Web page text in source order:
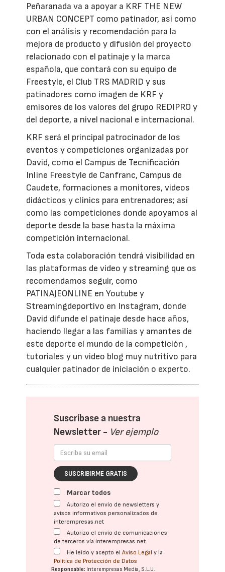
Peñaranada va a apoyar a KRF THE NEW
URBAN CONCEPT como patinador, así como
con el análisis y recomendación para la
mejora de producto y difusión del proyecto
relacionado con el patinaje y la marca
española, que contará con su equipo de
Freestyle, el Club TRS MADRID y sus
patinadores como imagen de KRF y
emisores de los valores del grupo REDIPRO y
del deporte, a nivel nacional e internacional.
KRF será el principal patrocinador de los
eventos y competiciones organizadas por
David, como el Campus de Tecnificación
Inline Freestyle de Canfranc, Campus de
Caudete, formaciones a monitores, videos
didácticos y clinics para entrenadores; así
como las competiciones donde apoyamos al
deporte desde la base hasta la máxima
competición internacional.
Toda esta colaboración tendrá visibilidad en
las plataformas de video y streaming que os
recomendamos seguir, como
PATINAJEONLINE en Youtube y
Streamingdeportivo en Instagram, donde
David difunde el patinaje desde hace años,
haciendo llegar a las familias y amantes de
este deporte el mundo de la competición ,
tutoriales y un video blog muy nutritivo para
cualquier patinador de iniciación o experto.
Suscríbase a nuestra
Newsletter - Ver ejemplo
SUSCRIBIRME GRATIS
Marcar todos
Autorizo el envío de newsletters y
avisos informativos personalizados de
interempresas.net
Autorizo el envío de comunicaciones
de terceros vía interempresas.net
He leído y acepto elAviso Legal y la
Política de Protección de Datos
Responsable: Interempresas Media, S.L.U.